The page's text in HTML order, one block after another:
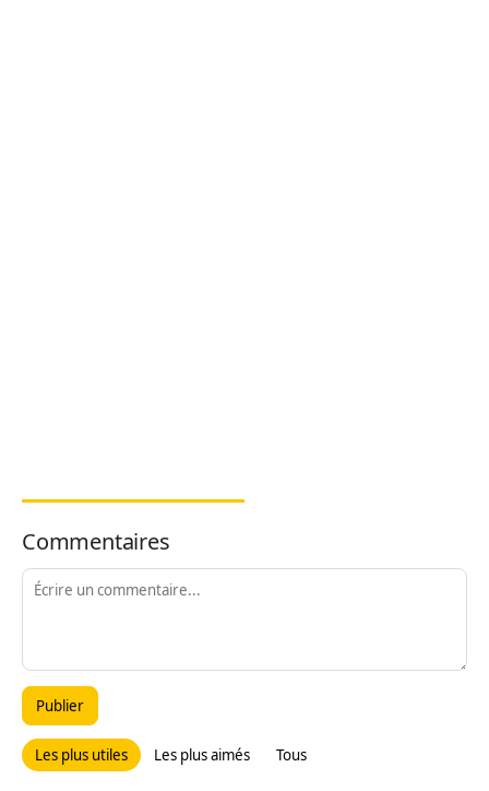
Commentaires
Publier
Les plus utiles Les plus aimés Tous